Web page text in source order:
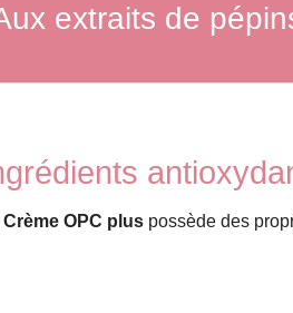
extraits de
Crème OPC plus possède des